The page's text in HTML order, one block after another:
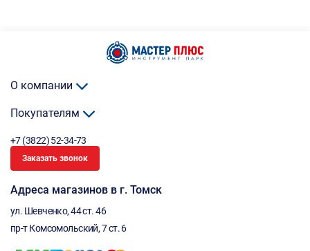
О компании
Покупателям
+7 (3822) 52-34-73
Заказать звонок
Адреса магазинов в г. Томск
ул. Шевченко, 44 ст. 46
пр-т Комсомольский, 7 ст. 6